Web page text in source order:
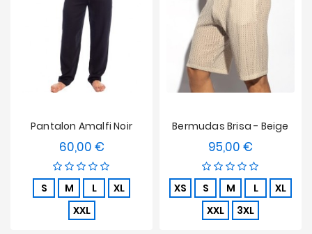
Pantalon Amalfi Noir
60,00 €Precio
S M L
XL
XXL
Bermudas Brisa - Beige
95,00 €
XS S M L
XL
XXL
3XL